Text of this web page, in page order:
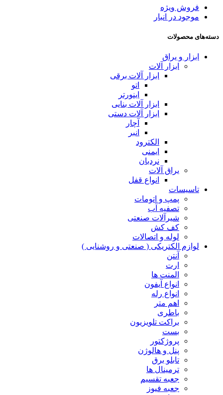
فروش ویژه
موجود در انبار
دسته‌های محصولات
ابزار و یراق
ابزار آلات
ابزار آلات برقی
اتو
اینورتر
ابزار آلات بنایی
ابزار آلات دستی
آچار
انبر
الکترود
ایمنی
نردبان
یراق آلات
انواع قفل
تاسیسات
پمپ و اتومات
تصفیه آب
شیرآلات صنعتی
کف کش
لوله و اتصالات
لوازم الکتریکی ( صنعتی و روشنایی )
آنتن
ارت
المنت ها
انواع آیفون
انواع رله
اهم متر
باطری
براکت تلویزیون
بست
پروژکتور
پنل و هالوژن
تابلو برق
ترمینال ها
جعبه تقسیم
جعبه فیوز